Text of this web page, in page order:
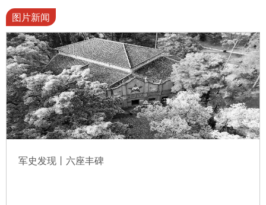
图片新闻
军史发现丨六座丰碑